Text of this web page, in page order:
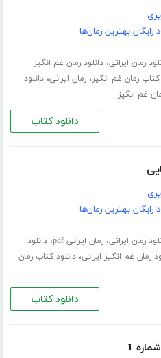
رایگان بهترین رمان‌ها
رمان ایرانی،دانلود رمان غم انگیز
کتاب رمان غم انگیز،رمان ایرانی،دانلود
غم انگیز
دانلود کتاب
رایگان بهترین رمان‌ها
رمان ایرانی،رمان ایرانی pdf ،دانلود
رمان غم انگیز ایرانی،دانلود کتاب رمان
دانلود کتاب
1